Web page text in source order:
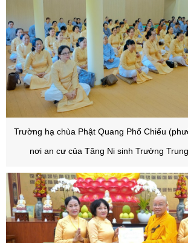
Trường hạ chùa Phật Quang Phổ Chiếu
nơi an cư của Tăng Ni sinh Trường